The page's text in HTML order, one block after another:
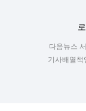
다음뉴스
기사배열책